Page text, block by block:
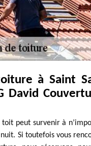
à Saint
David
toit peut survenir à
Si toutefois vous